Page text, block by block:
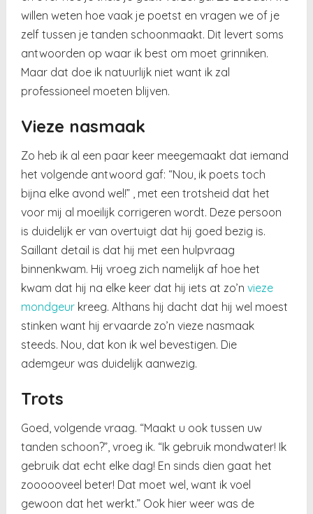
willen weten hoe vaak je poetst en vragen we of je
zelf tussen je tanden schoonmaakt. Dit levert soms
antwoorden op waar ik best om moet grinniken.
Maar dat doe ik natuurlijk niet want ik zal
professioneel moeten blijven.
Vieze nasmaak
Zo heb ik al een paar keer meegemaakt dat iemand
het volgende antwoord gaf: “Nou, ik poets toch
bijna elke avond wel!” , met een trotsheid dat het
voor mij al moeilijk corrigeren wordt. Deze persoon
is duidelijk er van overtuigt dat hij goed bezig is.
Saillant detail is dat hij met een hulpvraag
binnenkwam. Hij vroeg zich namelijk af hoe het
kwam dat hij na elke keer dat hij iets at zo’nvieze
mondgeur kreeg. Althans hij dacht dat hij wel moest
stinken want hij ervaarde zo’n vieze nasmaak
steeds. Nou, dat kon ik wel bevestigen. Die
ademgeur was duidelijk aanwezig.
Trots
Goed, volgende vraag. “Maakt u ook tussen uw
tanden schoon?”, vroeg ik. “Ik gebruik mondwater! Ik
gebruik dat echt elke dag! En sinds dien gaat het
zoooooveel beter! Dat moet wel, want ik voel
gewoon dat het werkt.” Ook hier weer was de